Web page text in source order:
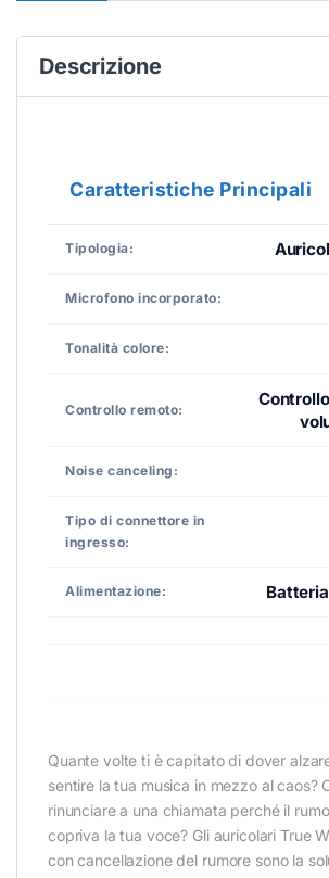
Descrizione
Caratteristiche Principali
Tipologia:
Microfono incorporato:
Tonalità colore:
Controllo remoto:
Noise canceling:
Tipo di connettore in
ingresso:
Alimentazione:
Quante volte ti è capitato di dover
sentire la tua musica in mezzo al caos?
rinunciare a una chiamata perché il
copriva la tua voce? Gli auricolari True
con cancellazione del rumore sono la